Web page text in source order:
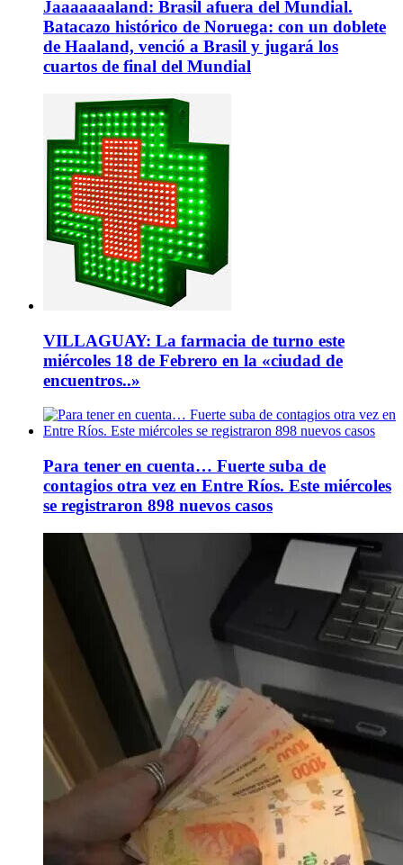
Jaaaaaaaland: Brasil afuera del Mundial.
Batacazo histórico de Noruega: con un doblete
de Haaland, venció a Brasil y jugará los
cuartos de final del Mundial
VILLAGUAY: La farmacia de turno este
miércoles 18 de Febrero en la «ciudad de
encuentros..»
Para tener en cuenta… Fuerte suba de
contagios otra vez en Entre Ríos. Este miércoles
se registraron 898 nuevos casos